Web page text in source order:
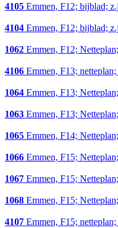
4105 Emmen, F12; bijblad;
4104 Emmen, F12; bijblad;
1062 Emmen, F12;
4106 Emmen, F13; netteplan;
1064 Emmen, F13;
1063 Emmen, F13;
1065 Emmen, F14;
1066 Emmen, F15;
1067 Emmen, F15;
1068 Emmen, F15;
4107 Emmen, F15; netteplan;